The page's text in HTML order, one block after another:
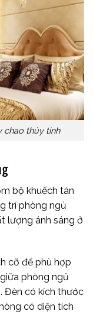
chao thủy tinh
bộ khuếch tán
trí phòng ngủ
lượng ánh sáng ở
cỡ để phù hợp
phòng ngủ
Đèn có kích thước
có diện tích